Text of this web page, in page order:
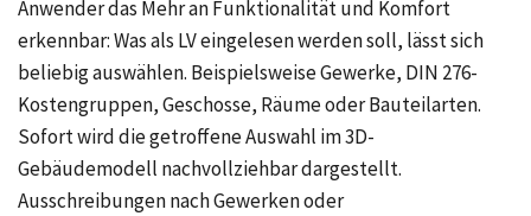
Anwender das Mehr an Funktionalität und Komfort
erkennbar: Was als LV eingelesen werden soll, lässt sich
beliebig auswählen. Beispielsweise Gewerke, DIN 276-
Kostengruppen, Geschosse, Räume oder Bauteilarten.
Sofort wird die getroffene Auswahl im 3D-
Gebäudemodell nachvollziehbar dargestellt.
Ausschreibungen nach Gewerken oder